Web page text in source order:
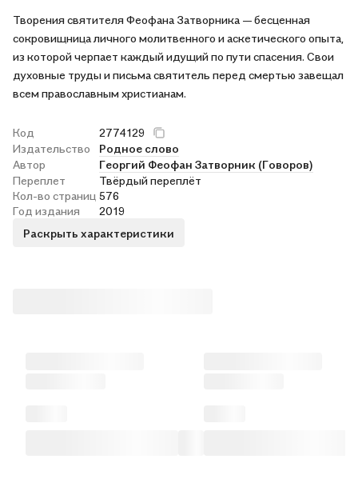
Творения святителя Феофана Затворника — бесценная
сокровищница личного молитвенного и аскетического опыта,
из которой черпает каждый идущий по пути спасения. Свои
духовные труды и письма святитель перед смертью завещал
всем православным христианам.
Код
2774129
Издательство
Родное слово
Автор
Георгий Феофан Затворник (Говоров)
Переплет
Твёрдый переплёт
Кол-во страниц 576
Год издания
2019
Раскрыть характеристики